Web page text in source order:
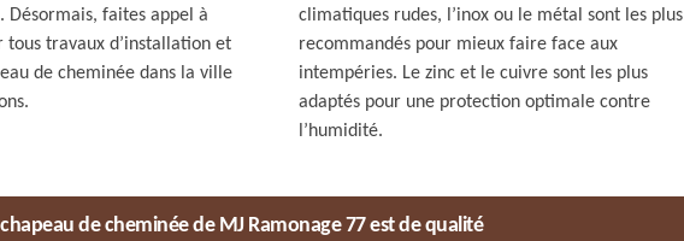
Désormais, faites appel à
tous travaux d’installation et
de cheminée dans la ville
climatiques rudes, l’inox ou le métal sont les plus
recommandés pour mieux faire face aux
intempéries. Le zinc et le cuivre sont les plus
adaptés pour une protection optimale contre
l’humidité.
de cheminée de MJ Ramonage 77 est de qualité